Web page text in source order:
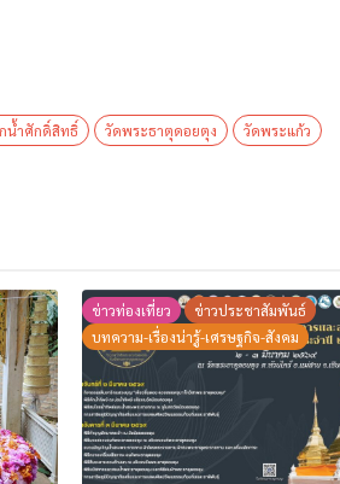
น้ำศักดิ์สิทธิ์ วัดพระธาตุดอยตุง วัดพระแก้ว
ข่าวท่องเที่ยว
ข่าวประชาสัมพันธ์
บทความ-เรื่องน่ารู้-เศรษฐกิจ-สังคม